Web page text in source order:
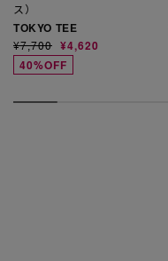
ス）
TOKYO TEE
通
常
格
¥7,700 セ
ー
¥4,620
40%OFF